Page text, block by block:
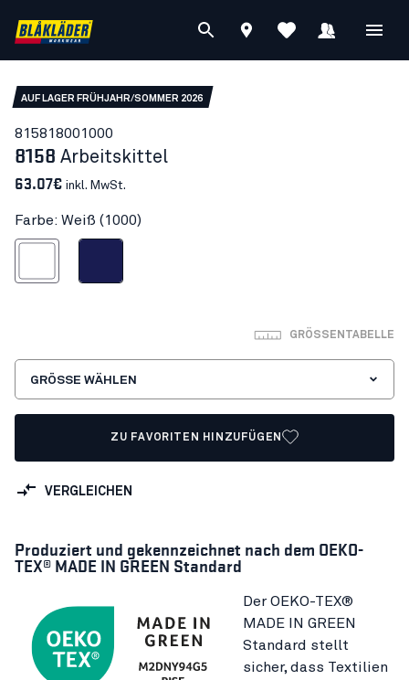
AUF LAGER FRÜHJAHR/SOMMER 2026
815818001000
8158 Arbeitskittel
63.07€ inkl. MwSt.
Farbe: Weiß (1000)
GRÖSSENTABELLE
GRÖSSE WÄHLEN
ZU FAVORITEN HINZUFÜGEN
VERGLEICHEN
Produziert und gekennzeichnet nach dem OEKO-
TEX® MADE IN GREEN Standard
Der OEKO-TEX®
MADE IN GREEN
Standard stellt
sicher, dass Textilien